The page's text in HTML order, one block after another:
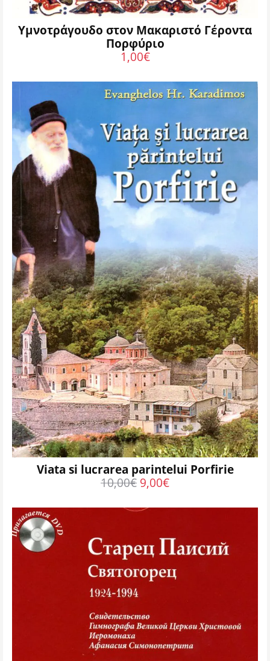
Υμνοτράγουδο στον Μακαριστό Γέροντα
Πορφύριο
1,00€
Viata si lucrarea parintelui Porfirie
10,00€ 9,00€